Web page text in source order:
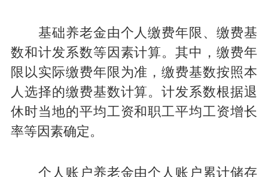
基础养老金由个人缴费年限、缴费基
数和计发系数等因素计算。其中，缴费年
限以实际缴费年限为准，缴费基数按照本
人选择的缴费基数计算。计发系数根据退
休时当地的平均工资和职工平均工资增长
率等因素确定。
个人账户养老金由个人账户累计储存